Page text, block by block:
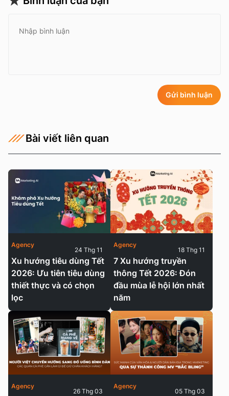
Gửi bình luận
Bài viết liên quan
Xu hướng tiêu dùng Tết
2026: Ưu tiên tiêu dùng
thiết thực và có chọn
lọc
Agency
24 Thg 11
7 Xu hướng truyền
thông Tết 2026: Đón
đầu mùa lễ hội lớn nhất
năm
Agency
18 Thg 11
Agency
26 Thg 03
Agency
05 Thg 03